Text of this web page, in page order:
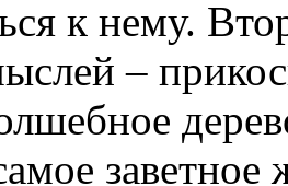
к нему.
–